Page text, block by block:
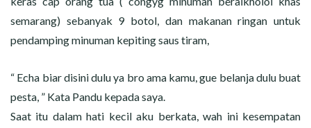
semarang) sebanyak 9 botol, dan makanan ringan untuk
pendamping minuman kepiting saus tiram,
“ Echa biar disini dulu ya bro ama kamu, gue belanja dulu buat
pesta, ” Kata Pandu kepada saya.
Saat itu dalam hati kecil aku berkata, wah ini kesempatan